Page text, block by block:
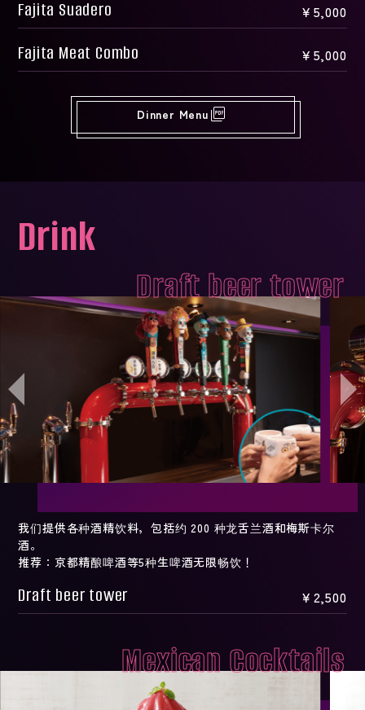
Fajita Suadero ￥5,000
Fajita Meat Combo ￥5,000
Dinner Menu picture_as_pdf
Drink
Draft beer tower
我们提供各种酒精饮料，包括约 200 种龙舌兰酒和梅斯卡尔
酒。
推荐：京都精酿啤酒等5种生啤酒无限畅饮！
Draft beer tower ￥2,500
Mexican Cocktails